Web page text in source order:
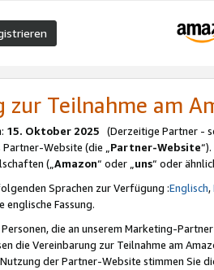
zur Teilnahme am
: 15. Oktober 2025 (Derzeitige Partner -
Website (die „Partner-Website
(„Amazon“ oder „uns“ oder
Sprachen zur Verfügung :Englisch,
Fassung.
die an unserem Marketing-
die Vereinbarung zur Teilnahme am
der Partner-Website stimmen Sie